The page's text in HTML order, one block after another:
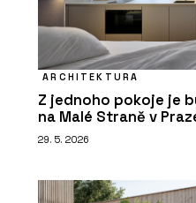
ARCHITEKTURA
Z jednoho pokoje je
na Malé Straně v
29. 5. 2026